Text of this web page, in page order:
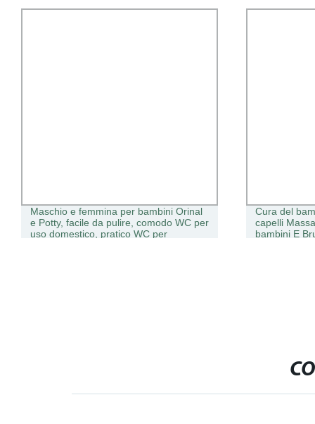
Maschio e femmina per bambini Orinal
e Potty, facile da pulire, comodo WC per
uso domestico, pratico WC per
Cura del
capelli
bambini E